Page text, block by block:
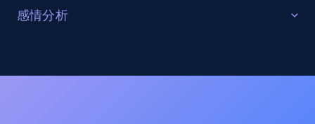
and more.
製品評価を保護する
ス時や更新時の急激な評価低下を検知し、早期対応に
感情分析
AI搭載の感情分析を活用し、West Elmの全レビューか